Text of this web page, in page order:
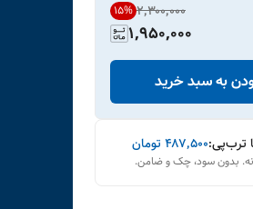
۲٬۳۰۰٬۰۰۰ 15%
1,950,000
به سبد خرید
ترب‌پی:۴۸۷٬۵۰۰ تومان